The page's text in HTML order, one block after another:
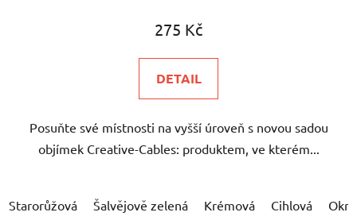
275 Kč
DETAIL
Posuňte své místnosti na vyšší úroveň s novou sadou
objímek Creative-Cables: produktem, ve kterém...
Starorůžová Šalvějově zelená Krémová Cihlová